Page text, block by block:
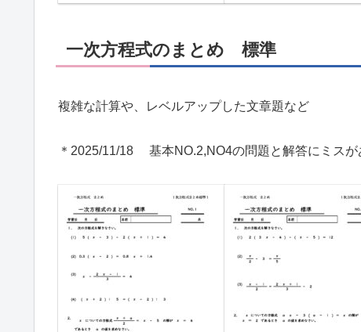
一次方程式のまとめ 標準
複雑な計算や、レベルアップした文章題など
＊2025/11/18 基本NO.2,NO4の問題と解答にミスが